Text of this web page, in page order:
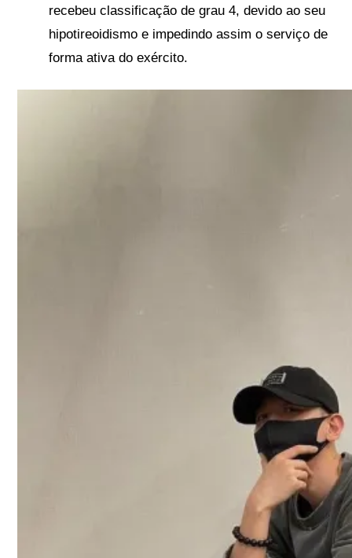
recebeu classificação de grau 4, devido ao seu
hipotireoidismo e impedindo assim o serviço de
forma ativa do exército.